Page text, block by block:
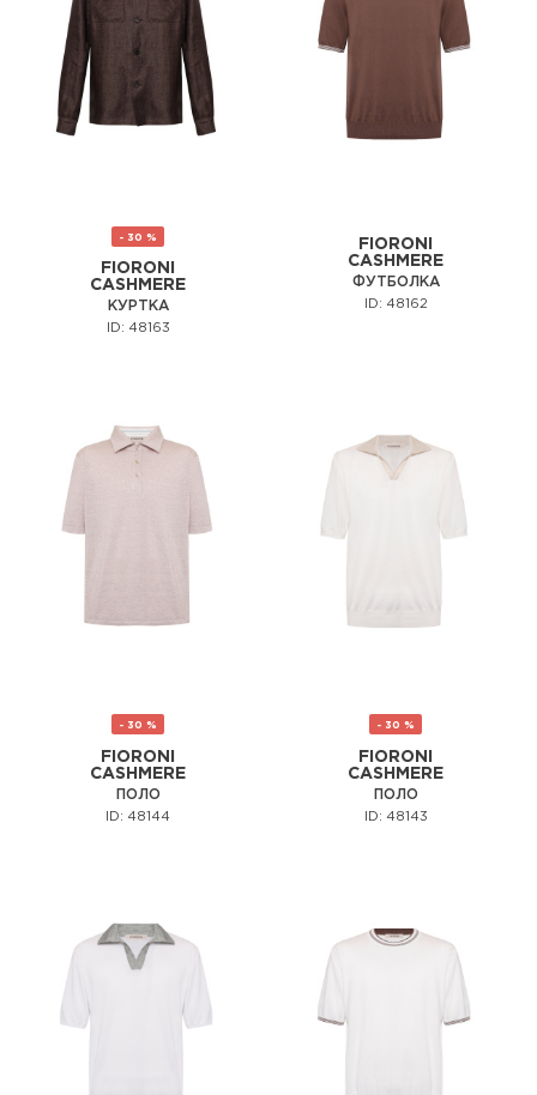
- 30 %
FIORONI
CASHMERE
КУРТКА
ID: 48163
FIORONI
CASHMERE
ФУТБОЛКА
ID: 48162
- 30 %
FIORONI
CASHMERE
ПОЛО
ID: 48144
- 30 %
FIORONI
CASHMERE
ПОЛО
ID: 48143